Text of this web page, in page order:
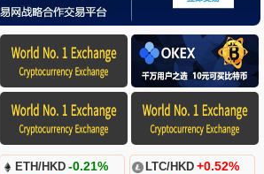
ETH/HKD -0.21% LTC/HKD +0.52%